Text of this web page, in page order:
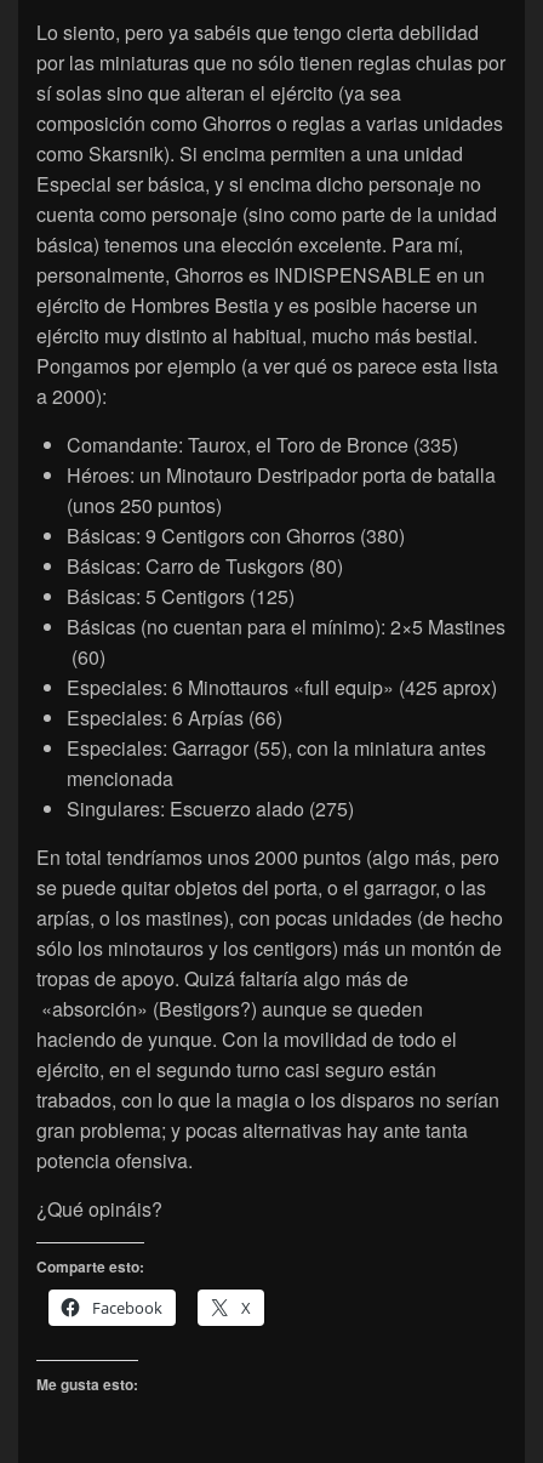
Lo siento, pero ya sabéis que tengo cierta debilidad
por las miniaturas que no sólo tienen reglas chulas por
sí solas sino que alteran el ejército (ya sea
composición como Ghorros o reglas a varias unidades
como Skarsnik). Si encima permiten a una unidad
Especial ser básica, y si encima dicho personaje no
cuenta como personaje (sino como parte de la unidad
básica) tenemos una elección excelente. Para mí,
personalmente, Ghorros es INDISPENSABLE en un
ejército de Hombres Bestia y es posible hacerse un
ejército muy distinto al habitual, mucho más bestial.
Pongamos por ejemplo (a ver qué os parece esta lista
a 2000):
Comandante: Taurox, el Toro de Bronce (335)
Héroes: un Minotauro Destripador porta de batalla
(unos 250 puntos)
Básicas: 9 Centigors con Ghorros (380)
Básicas: Carro de Tuskgors (80)
Básicas: 5 Centigors (125)
Básicas (no cuentan para el mínimo): 2×5 Mastines
(60)
Especiales: 6 Minottauros «full equip» (425 aprox)
Especiales: 6 Arpías (66)
Especiales: Garragor (55), con la miniatura antes
mencionada
Singulares: Escuerzo alado (275)
En total tendríamos unos 2000 puntos (algo más, pero
se puede quitar objetos del porta, o el garragor, o las
arpías, o los mastines), con pocas unidades (de hecho
sólo los minotauros y los centigors) más un montón de
tropas de apoyo. Quizá faltaría algo más de
«absorción» (Bestigors?) aunque se queden
haciendo de yunque. Con la movilidad de todo el
ejército, en el segundo turno casi seguro están
trabados, con lo que la magia o los disparos no serían
gran problema; y pocas alternativas hay ante tanta
potencia ofensiva.
¿Qué opináis?
Comparte esto:
Facebook
X
Me gusta esto: